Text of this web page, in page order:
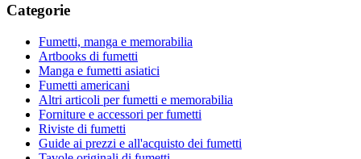
Categorie
Fumetti, manga e memorabilia
Artbooks di fumetti
Manga e fumetti asiatici
Fumetti americani
Altri articoli per fumetti e memorabilia
Forniture e accessori per fumetti
Riviste di fumetti
Guide ai prezzi e all'acquisto dei fumetti